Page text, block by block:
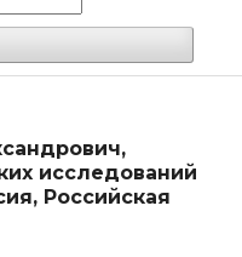
исследований
Российская